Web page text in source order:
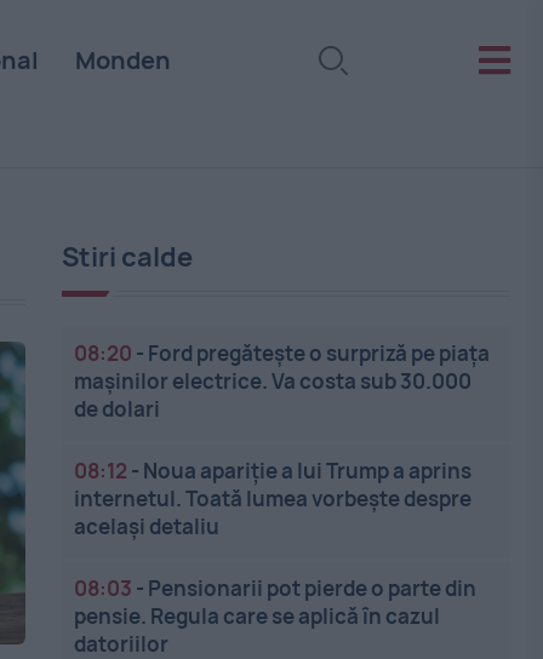
Monden
Stiri calde
08:20 - Ford pregătește o surpriză pe piața
mașinilor electrice. Va costa sub 30.000
de dolari
08:12 - Noua apariție a lui Trump a aprins
internetul. Toată lumea vorbește despre
același detaliu
08:03 - Pensionarii pot pierde o parte din
pensie. Regula care se aplică în cazul
datoriilor